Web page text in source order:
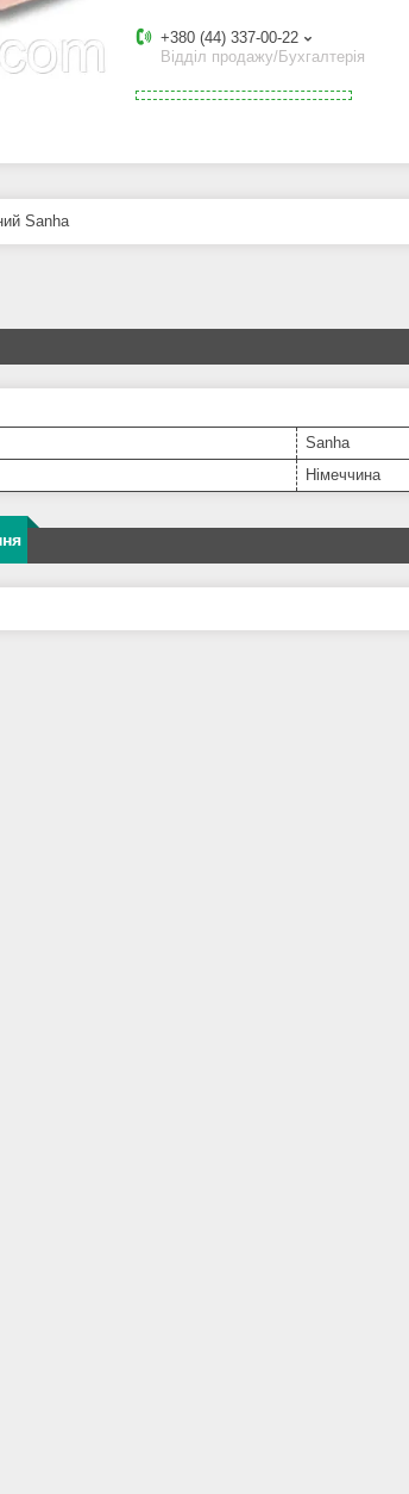
+380 (44) 337-00-22
Відділ продажу/Бухгалтерія
Sanha
Sanha
Німеччина